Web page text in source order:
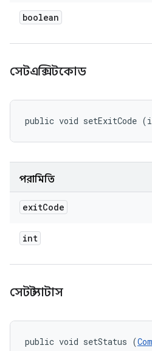
boolean
সেটএক্সিটকোড
public void setExitCode
পরামিতি
exitCode
int
সেট স্ট্যাটাস
public void setStatus (